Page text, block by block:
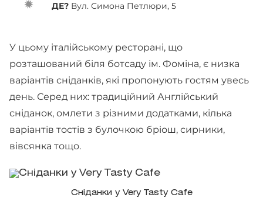
ДЕ? Вул. Симона Петлюри, 5
У цьому італійському ресторані, що
розташований біля ботсаду ім. Фоміна, є низка
варіантів сніданків, які пропонують гостям увесь
день. Серед них: традиційний Англійський
сніданок, омлети з різними додатками, кілька
варіантів тостів з булочкою бріош, сирники,
вівсянка тощо.
Сніданки у Very Tasty Cafe